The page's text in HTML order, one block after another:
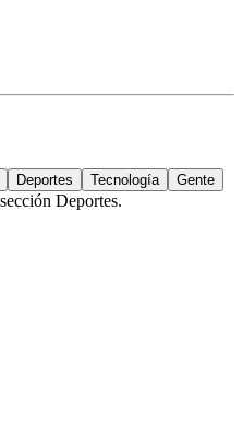
Deportes Tecnología Gente
Deportes.